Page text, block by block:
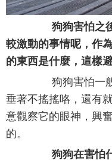
狗狗害怕之
較激動的事情呢，作
的東西是什麼，這樣
狗狗害怕一般
垂著不搖搖咯，還有
意觀察它的眼神，興
的。
狗狗在害怕